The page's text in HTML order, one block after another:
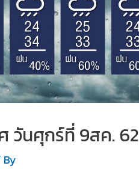
วันศุกร์ที่ 9สค. 62
By